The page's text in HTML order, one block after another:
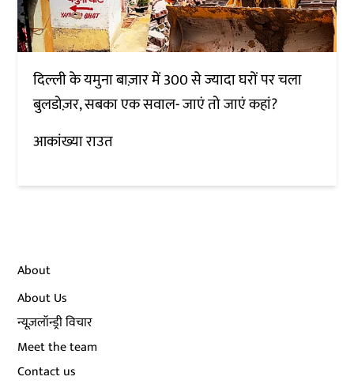
दिल्ली के यमुना बाज़ार में 300 से ज्यादा घरों पर चला
बुलडोज़र, सबका एक सवाल- जाएं तो जाएं कहां?
आकांख्या राउत
About
About Us
न्यूज़लॉन्ड्री विचार
Meet the team
Contact us